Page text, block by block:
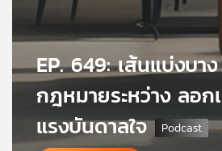
เครือ
วิทยุ
ไทย
พี
EP. 649: เส้นแบ่งบา
กฎหมายระหว่าง ลอ
แรงบันดาลใจ